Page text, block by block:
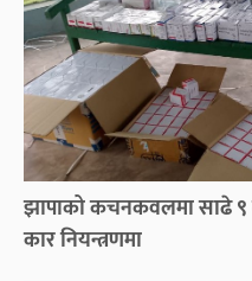
झापाको कचनकवलमा साढे
कार नियन्त्रणमा